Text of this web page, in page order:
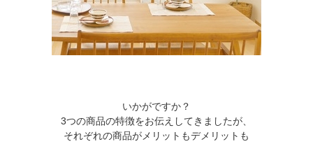
いかがですか？
3つの商品の特徴をお伝えしてきましたが、
それぞれの商品がメリットもデメリットも